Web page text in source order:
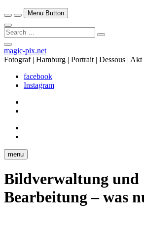
Menu Button
Search
…
Close
Side
Menu
magic-pix.net
Fotograf | Hamburg | Portrait | Dessous | Akt
facebook
Instagram
menu
Bildverwaltung und
Bearbeitung – was